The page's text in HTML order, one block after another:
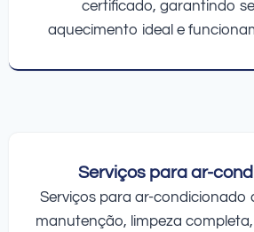
certificado, garantindo
aquecimento ideal e
Serviços para ar-
Serviços para ar-condicionado
manutenção, limpeza